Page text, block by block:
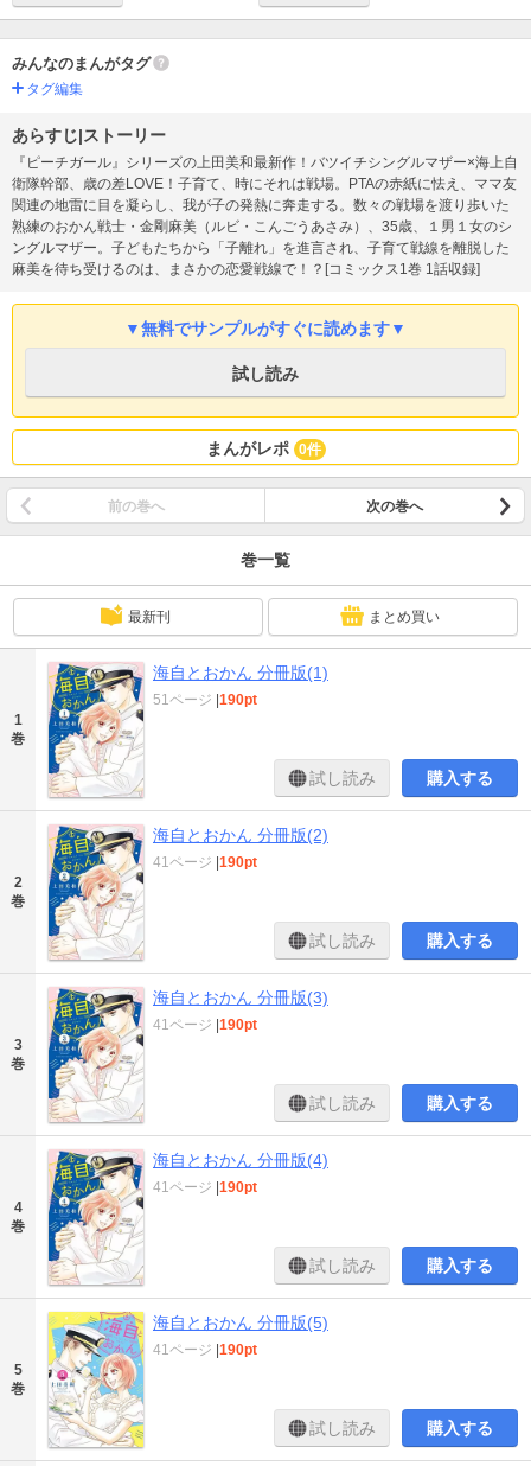
みんなのまんがタグ
タグ編集
あらすじ|ストーリー
『ピーチガール』シリーズの上田美和最新作！バツイチシングルマザー×海上自
衛隊幹部、歳の差LOVE！子育て、時にそれは戦場。PTAの赤紙に怯え、ママ友
関連の地雷に目を凝らし、我が子の発熱に奔走する。数々の戦場を渡り歩いた
熟練のおかん戦士・金剛麻美（ルビ・こんごうあさみ）、35歳、１男１女のシ
ングルマザー。子どもたちから「子離れ」を進言され、子育て戦線を離脱した
麻美を待ち受けるのは、まさかの恋愛戦線で！？[コミックス1巻 1話収録]
▼無料でサンプルがすぐに読めます▼
試し読み
まんがレポ 0件
前の巻へ 次の巻へ
巻一覧
最新刊 まとめ買い
1
巻
海自とおかん 分冊版(1)
51ページ 190pt
試し読み 購入する
2
巻
海自とおかん 分冊版(2)
41ページ 190pt
試し読み 購入する
3
巻
海自とおかん 分冊版(3)
41ページ 190pt
試し読み 購入する
4
巻
海自とおかん 分冊版(4)
41ページ 190pt
試し読み 購入する
5
巻
海自とおかん 分冊版(5)
41ページ 190pt
試し読み 購入する